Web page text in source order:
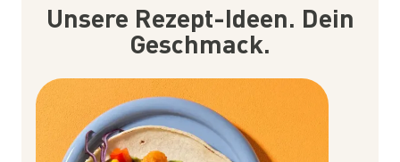
Unsere Rezept-Ideen. Dein
Geschmack.